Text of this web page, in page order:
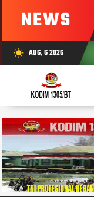
NEWS
wb_sunny AUG, 6 2026